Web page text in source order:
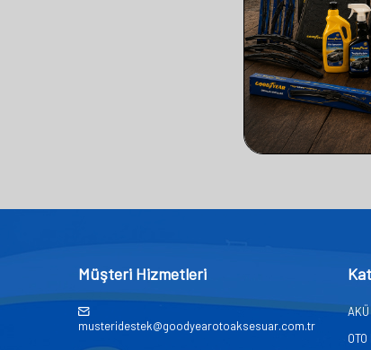
GOODYEAR
SUPERMUTE 2'LI
TAKIMI 2011-
610,00
305,00
Müşteri Hizmetleri
musteridestek@goodyearotoaksesuar.com.tr
AKÜ